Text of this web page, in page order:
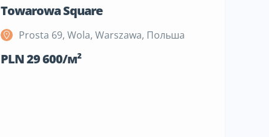
Towarowa Square
Prosta 69, Wola, Warszawa, Польша
PLN 29 600/м²